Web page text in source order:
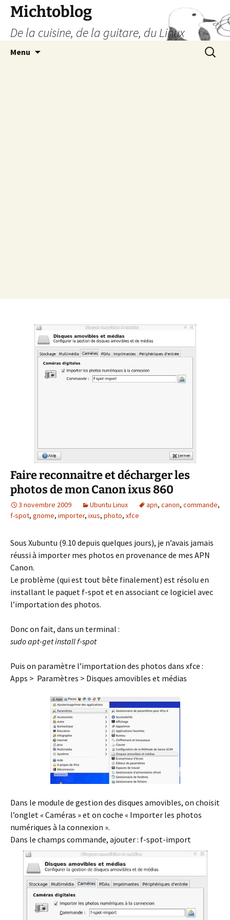
Aller
contenu
Michtoblog
De la cuisine, de la guitare, du Linux
Menu
Faire reconnaitre et décharger les
photos de mon Canon ixus 860
3 novembre 2009 Ubuntu Linux apn, canon, commande,
f-spot, gnome, importer, ixus, photo, xfce
Sous Xubuntu (9.10 depuis quelques jours), je n’avais jamais
réussi à importer mes photos en provenance de mes APN
Canon.
Le problème (qui est tout bête finalement) est résolu en
installant le paquet f-spot et en associant ce logiciel avec
l’importation des photos.
Donc on fait, dans un terminal :
sudo apt-get install f-spot
Puis on paramètre l’importation des photos dans xfce :
Apps > Paramètres > Disques amovibles et médias
Dans le module de gestion des disques amovibles, on choisit
l’onglet « Caméras » et on coche « Importer les photos
numériques à la connexion ».
Dans le champs commande, ajouter : f-spot-import